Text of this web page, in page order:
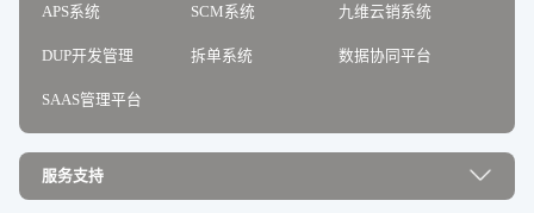
APS系统 SCM系统 九维云销系统
DUP开发管理 拆单系统 数据协同平台
SAAS管理平台
服务支持